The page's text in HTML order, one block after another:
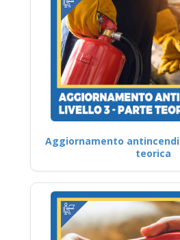
Aggiornamento
teorica